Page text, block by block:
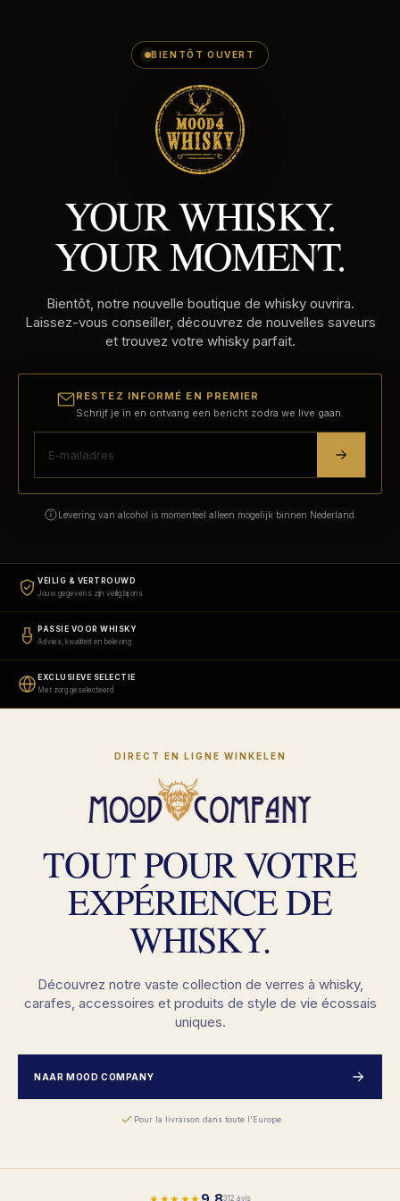
BIENTÔT OUVERT
YOUR WHISKY.
YOUR MOMENT.
Bientôt, notre nouvelle boutique de whisky ouvrira.
Laissez-vous conseiller, découvrez de nouvelles saveurs
et trouvez votre whisky parfait.
RESTEZ INFORMÉ EN PREMIER
Schrijf je in en ontvang een bericht zodra we live gaan.
Levering van alcohol is momenteel alleen mogelijk binnen Nederland.
VEILIG & VERTROUWD
Jouw gegevens zijn veilig bij ons
PASSIE VOOR WHISKY
Advies, kwaliteit en beleving
EXCLUSIEVE SELECTIE
Met zorg geselecteerd
DIRECT EN LIGNE WINKELEN
TOUT POUR VOTRE
EXPÉRIENCE DE
WHISKY.
Découvrez notre vaste collection de verres à whisky,
carafes, accessoires et produits de style de vie écossais
uniques.
NAAR MOOD COMPANY
Pour la livraison dans toute l'Europe
★★★★★ 312 avis